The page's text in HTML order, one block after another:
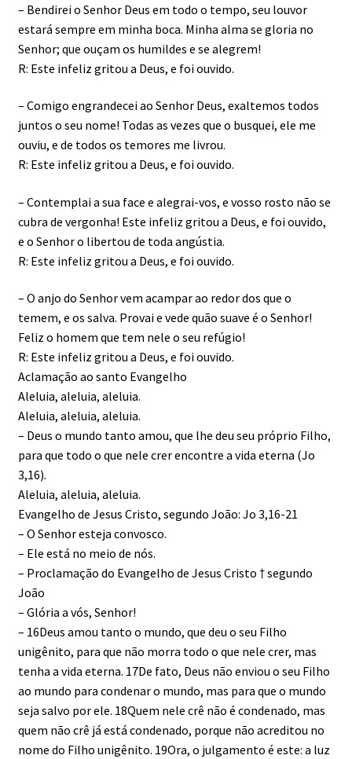
– Bendirei o Senhor Deus em todo o tempo, seu louvor
estará sempre em minha boca. Minha alma se gloria no
Senhor; que ouçam os humildes e se alegrem!
R: Este infeliz gritou a Deus, e foi ouvido.
– Comigo engrandecei ao Senhor Deus, exaltemos todos
juntos o seu nome! Todas as vezes que o busquei, ele me
ouviu, e de todos os temores me livrou.
R: Este infeliz gritou a Deus, e foi ouvido.
– Contemplai a sua face e alegrai-vos, e vosso rosto não se
cubra de vergonha! Este infeliz gritou a Deus, e foi ouvido,
e o Senhor o libertou de toda angústia.
R: Este infeliz gritou a Deus, e foi ouvido.
– O anjo do Senhor vem acampar ao redor dos que o
temem, e os salva. Provai e vede quão suave é o Senhor!
Feliz o homem que tem nele o seu refúgio!
R: Este infeliz gritou a Deus, e foi ouvido.
Aclamação ao santo Evangelho
Aleluia, aleluia, aleluia.
Aleluia, aleluia, aleluia.
– Deus o mundo tanto amou, que lhe deu seu próprio Filho,
para que todo o que nele crer encontre a vida eterna (Jo
3,16).
Aleluia, aleluia, aleluia.
Evangelho de Jesus Cristo, segundo João: Jo 3,16-21
– O Senhor esteja convosco.
– Ele está no meio de nós.
– Proclamação do Evangelho de Jesus Cristo † segundo
João
– Glória a vós, Senhor!
– 16Deus amou tanto o mundo, que deu o seu Filho
unigênito, para que não morra todo o que nele crer, mas
tenha a vida eterna. 17De fato, Deus não enviou o seu Filho
ao mundo para condenar o mundo, mas para que o mundo
seja salvo por ele. 18Quem nele crê não é condenado, mas
quem não crê já está condenado, porque não acreditou no
nome do Filho unigênito. 19Ora, o julgamento é este: a luz